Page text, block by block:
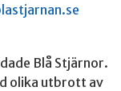
Blå Stjärnor.
olika utbrott av